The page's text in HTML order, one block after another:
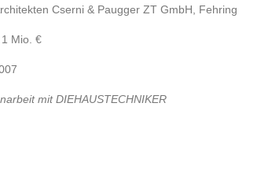
Cserni & Paugger ZT GmbH, Fehring
Mio. €
mit DIEHAUSTECHNIKER